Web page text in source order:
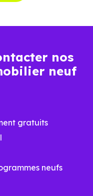
nos
neuf
gratuits
neufs